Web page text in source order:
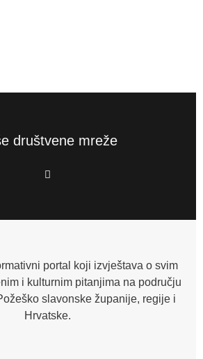
društvene mreže
F
a
o
f
portal koji izvještava o svim
i kulturnim pitanjima na području
slavonske županije, regije i
Hrvatske.